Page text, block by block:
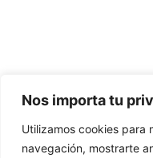
Nos importa tu
Utilizamos cookies para
navegación, mostrarte